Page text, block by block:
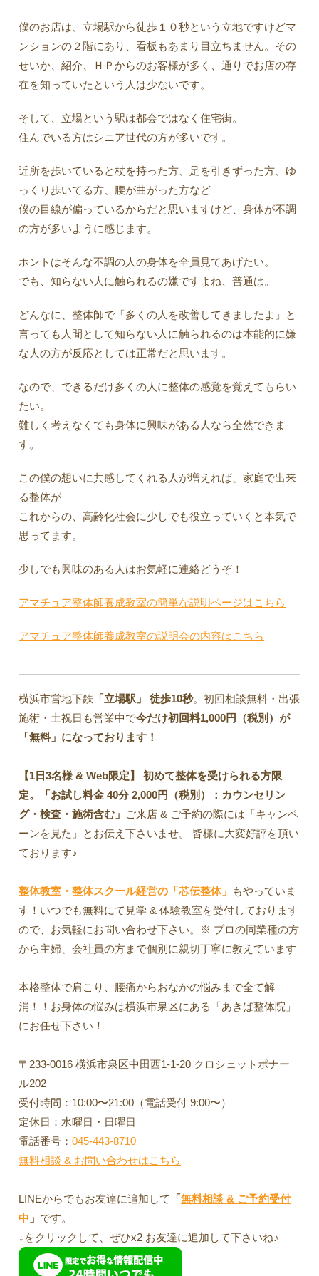
僕のお店は、立場駅から徒歩１０秒という立地ですけどマ
ンションの２階にあり、看板もあまり目立ちません。その
せいか、紹介、ＨＰからのお客様が多く、通りでお店の存
在を知っていたという人は少ないです。
そして、立場という駅は都会ではなく住宅街。
住んでいる方はシニア世代の方が多いです。
近所を歩いていると杖を持った方、足を引きずった方、ゆ
っくり歩いてる方、腰が曲がった方など
僕の目線が偏っているからだと思いますけど、身体が不調
の方が多いように感じます。
ホントはそんな不調の人の身体を全員見てあげたい。
でも、知らない人に触られるの嫌ですよね、普通は。
どんなに、整体師で「多くの人を改善してきましたよ」と
言っても人間として知らない人に触られるのは本能的に嫌
な人の方が反応としては正常だと思います。
なので、できるだけ多くの人に整体の感覚を覚えてもらい
たい。
難しく考えなくても身体に興味がある人なら全然できま
す。
この僕の想いに共感してくれる人が増えれば、家庭で出来
る整体が
これからの、高齢化社会に少しでも役立っていくと本気で
思ってます。
少しでも興味のある人はお気軽に連絡どうぞ！
アマチュア整体師養成教室の簡単な説明ページはこちら
アマチュア整体師養成教室の説明会の内容はこちら
横浜市営地下鉄 「立場駅」 徒歩10秒。初回相談無料・出張
施術・土祝日も営業中で今だけ初回料1,000円（税別）が
「無料」になっております！
【1日3名様 & Web限定】 初めて整体を受けられる方限
定。「お試し料金 40分 2,000円（税別）：カウンセリン
グ・検査・施術含む」 ご来店 & ご予約の際には「キャンペ
ーンを見た」とお伝え下さいませ。 皆様に大変好評を頂い
ております♪
整体教室・整体スクール経営の「芯伝整体」
もやっていま
す！いつでも無料にて見学 & 体験教室を受付しております
ので、お気軽にお問い合わせ下さい。※ プロの同業種の方
から主婦、会社員の方まで個別に親切丁寧に教えています
本格整体で肩こり、腰痛からおなかの悩みまで全て解
消！！お身体の悩みは横浜市泉区にある「あきば整体院」
にお任せ下さい！
〒233-0016 横浜市泉区中田西1-1-20 クロシェットポナー
ル202
受付時間：10:00〜21:00（電話受付 9:00〜）
定休日：水曜日・日曜日
電話番号：045-443-8710
無料相談 & お問い合わせはこちら
LINEからでもお友達に追加して 「無料相談 & ご予約受付
中 」 です。
↓をクリックして、ぜひx2 お友達に追加して下さいね♪